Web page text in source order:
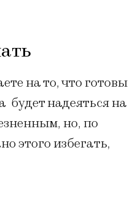
на то, что готовы
будет надеяться на
но, по
этого избегать,